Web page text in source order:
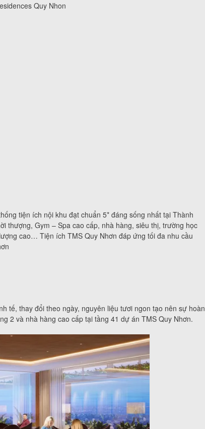
Quy Nhon
tiện ích nội khu đạt chuẩn 5* đáng sống nhất tại Thành
thượng, Gym – Spa cao cấp, nhà hàng, siêu thị, trường học
cao… Tiện ích TMS Quy Nhơn đáp ứng tối đa nhu cầu
tế, thay đổi theo ngày, nguyên liệu tươi ngon tạo nên sự hoàn
2 và nhà hàng cao cấp tại tầng 41 dự án TMS Quy Nhơn.